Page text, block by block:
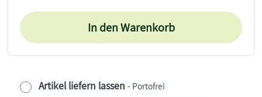
In den Warenkorb
Artikel liefern lassen - Portofrei